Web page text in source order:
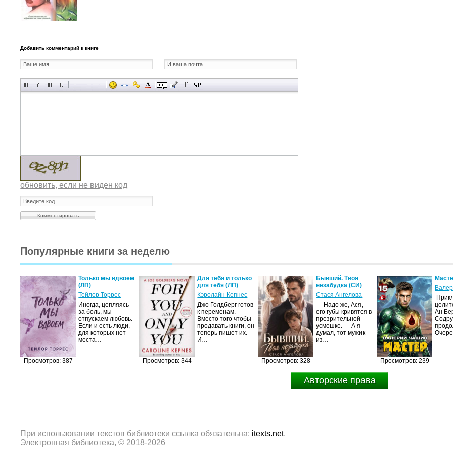
Добавить комментарий к книге
обновить, если не виден код
Популярные книги за неделю
Просмотров: 387
Только мы вдвоем
(ЛП)
Тейлор Торрес
Иногда, цепляясь
за боль, мы
отпускаем любовь.
Если и есть люди,
для которых нет
места…
Просмотров: 344
Для тебя и только
для тебя (ЛП)
Кэролайн Кепнес
Джо Голдберг готов
к переменам.
Вместо того чтобы
продавать книги, он
теперь пишет их.
И…
Просмотров: 328
Бывший. Твоя
незабудка (СИ)
Стася Ангелова
— Надо же, Ася, —
его губы кривятся в
презрительной
усмешке. — А я
думал, тот мужик
из…
Просмотров: 239
Ан
Авторские права
При использовании текстов библиотеки ссылка обязательна: itexts.net.
Электронная библиотека, © 2018-2026